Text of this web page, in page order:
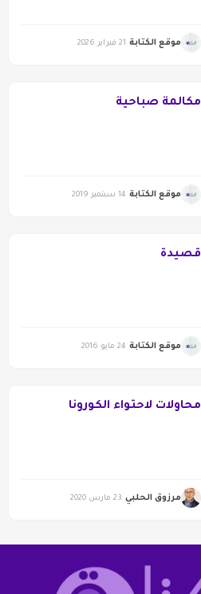
موقع الكتابة 21 فبراير 2026
مكالمة صباحية
موقع الكتابة 14 سبتمبر 2019
قصيدة
موقع الكتابة 24 مايو 2016
محاولات لاحتواء الكورونا
مرزوق الحلبي 23 مارس 2020